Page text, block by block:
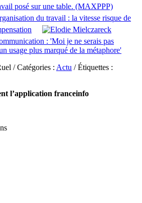
du travail : la vitesse risque de
: 'Moi je ne serais pas
usage plus marqué de la métaphore'
/ Catégories : Actu / Étiquettes :
l’application franceinfo